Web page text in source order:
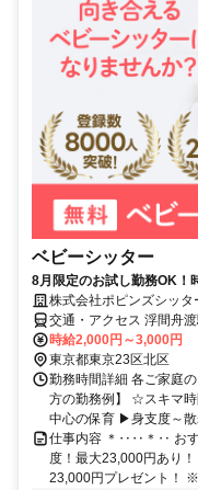
ベビーシッター
8月限定のお試し勤務OK
株式会社ポピンズシッタ
交通・アクセス 浮間舟
時給2,000円～3,000円
東京都東京23区北区
勤務時間詳細 各ご家庭
方の勤務例】 ☆スキマ
中心の保育 ▶身支度～
仕事内容 ＊‥‥＊‥ お
度！最大23,000円あり
23,000円プレゼント！